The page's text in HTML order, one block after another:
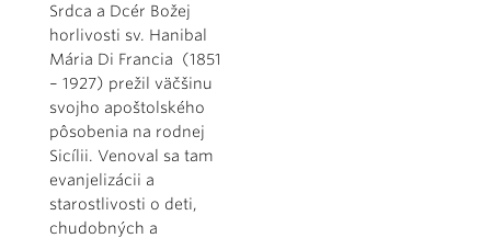
Srdca a Dcér Božej
horlivosti sv. Hanibal
Mária Di Francia (1851
– 1927) prežil väčšinu
svojho apoštolského
pôsobenia na rodnej
Sicílii. Venoval sa tam
evanjelizácii a
starostlivosti o deti,
chudobných a